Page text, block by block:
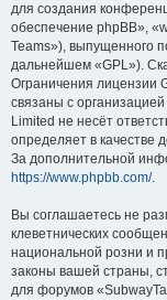
для создания
обеспечение phpBB»,
Teams»), выпущенного
дальнейшем «GPL»).
Ограничения лицензии
связаны с
Limited не несёт
определяет в качестве
За дополнительной
https://www.phpbb.com/.
Вы соглашаетесь не
клеветнических
национальной розни и
законы вашей страны,
для форумов